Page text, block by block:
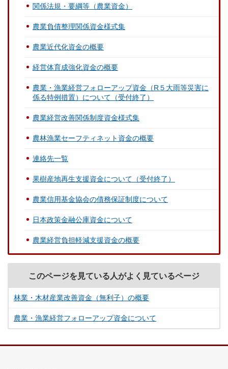
関係法規・要綱等（農業資金）
農業負債整理関係資金様式集
農業近代化資金の概要
経営体育成強化資金の概要
農業・漁業経営フォローアップ資金（R５大雨等災害に
係る特例措置）について（受付終了）
農業経営改善関係制度資金様式集
農林漁業セーフティネット資金の概要
連絡先一覧
果樹産地再生支援資金について（受付終了）
農業信用基金協会の債務保証制度について
日本政策金融公庫資金について
農業経営負担軽減支援資金の概要
このページを見ている人がよく見ているページ
林業・木材産業改善資金（無利子）の概要
農業・漁業経営フォローアップ資金について